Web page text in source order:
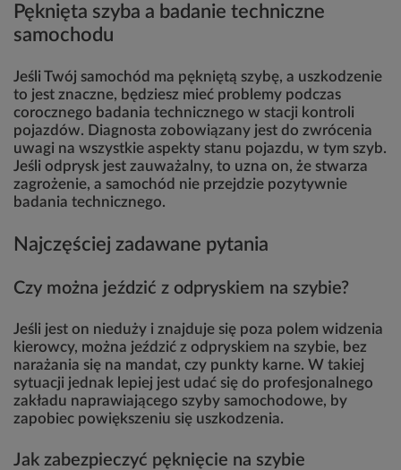
Pęknięta szyba a badanie techniczne
samochodu
Jeśli Twój samochód ma pękniętą szybę, a uszkodzenie
to jest znaczne, będziesz mieć problemy podczas
corocznego badania technicznego w stacji kontroli
pojazdów. Diagnosta zobowiązany jest do zwrócenia
uwagi na wszystkie aspekty stanu pojazdu, w tym szyb.
Jeśli odprysk jest zauważalny, to uzna on, że stwarza
zagrożenie, a samochód nie przejdzie pozytywnie
badania technicznego.
Najczęściej zadawane pytania
Czy można jeździć z odpryskiem na szybie?
Jeśli jest on nieduży i znajduje się poza polem widzenia
kierowcy, można jeździć z odpryskiem na szybie, bez
narażania się na mandat, czy punkty karne. W takiej
sytuacji jednak lepiej jest udać się do profesjonalnego
zakładu naprawiającego szyby samochodowe, by
zapobiec powiększeniu się uszkodzenia.
Jak zabezpieczyć pęknięcie na szybie